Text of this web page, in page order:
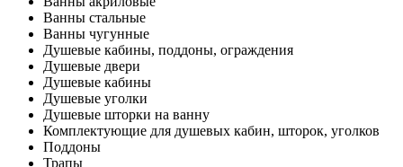
Ванны стальные
Ванны чугунные
Душевые кабины, поддоны, ограждения
Душевые двери
Душевые кабины
Душевые уголки
Душевые шторки на ванну
Комплектующие для душевых кабин, шторок, уголков
Поддоны
Трапы